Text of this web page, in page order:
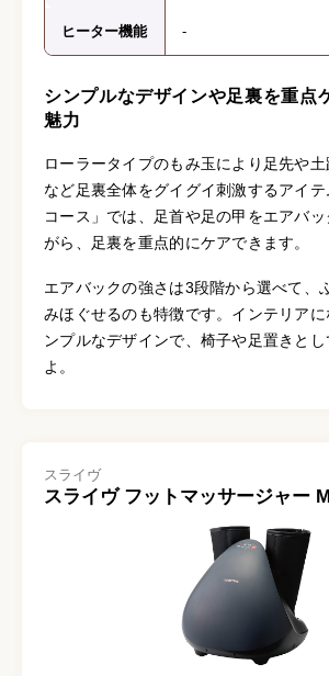
ヒーター機能 -
シンプルなデザインや足裏を重点
魅力
ローラータイプのもみ玉により足先や
など足裏全体をグイグイ刺激するアイ
コース」では、足首や足の甲をエアバ
がら、足裏を重点的にケアできます。
エアバックの強さは3段階から選べて、
みほぐせるのも特徴です。インテリア
ンプルなデザインで、椅子や足置きと
よ。
スライヴ
スライヴ フットマッサージャー